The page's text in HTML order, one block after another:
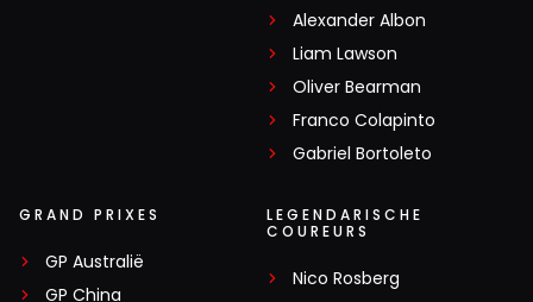
Alexander Albon
Liam Lawson
Oliver Bearman
Franco Colapinto
Gabriel Bortoleto
GRAND PRIXES
GP Australië
GP China
LEGENDARISCHE
COUREURS
Nico Rosberg